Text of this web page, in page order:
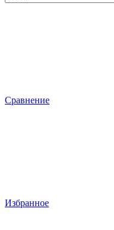
Сравнение
Избранное